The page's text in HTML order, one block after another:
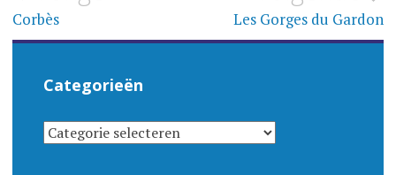
navigatie
Corbès Les Gorges du Gardon
Categorieën
CATEGORIEËN